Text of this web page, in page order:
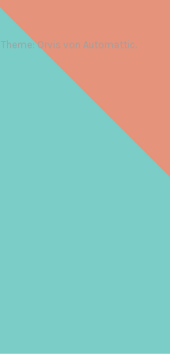
Theme: Orvis vonAutomattic.